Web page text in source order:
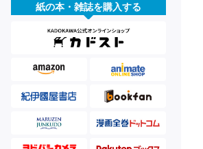
紙の本・雑誌を購入する